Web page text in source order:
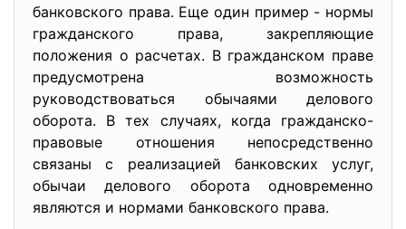
банковского права. Еще один пример - нормы
гражданского права, закрепляющие
положения о расчетах. В гражданском праве
предусмотрена возможность
руководствоваться обычаями делового
оборота. В тех случаях, когда гражданско-
правовые отношения непосредственно
связаны с реализацией банковских услуг,
обычаи делового оборота одновременно
являются и нормами банковского права.